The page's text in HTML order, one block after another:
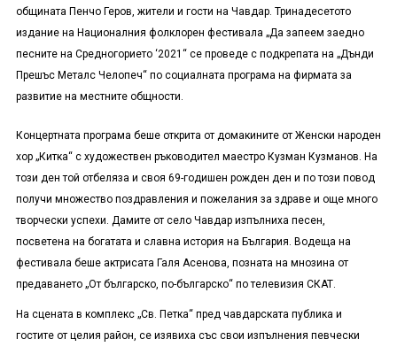
общината Пенчо Геров, жители и гости на Чавдар. Тринадесетото
издание на Националния фолклорен фестивала „Да запеем заедно
песните на Средногорието ‘2021“ се проведе с подкрепата на „Дънди
Прешъс Металс Челопеч“ по социалната програма на фирмата за
развитие на местните общности.
Концертната програма беше открита от домакините от Женски народен
хор „Китка“ с художествен ръководител маестро Кузман Кузманов. На
този ден той отбеляза и своя 69-годишен рожден ден и по този повод
получи множество поздравления и пожелания за здраве и още много
творчески успехи. Дамите от село Чавдар изпълниха песен,
посветена на богатата и славна история на България. Водеща на
фестивала беше актрисата Галя Асенова, позната на мнозина от
предаването „От българско, по-българско“ по телевизия СКАТ.
На сцената в комплекс „Св. Петка“ пред чавдарската публика и
гостите от целия район, се изявиха със свои изпълнения певчески